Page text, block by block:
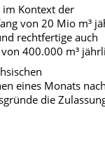
im Kontext der
von 20 Mio m³
rechtfertige auch
400.000 m³
eines Monats
die